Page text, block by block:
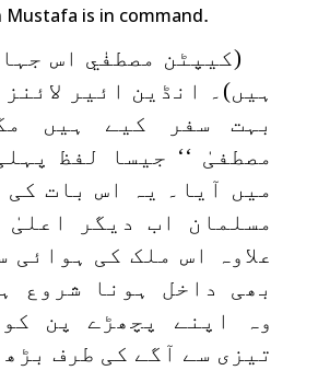
Mustafa is in command.
(کیپٹن مصطفٰي اس
ہیں)۔ انڈین ائیر
بہت سفر کیے ہیں
مصطفیٰ ‘‘ جیسا لفظ
میں آیا۔ یہ اس بات کی
مسلمان اب دیگر اعلیٰ
علاوہ اس ملک کی ہوائی
بھی داخل ہونا شروع
وہ اپنے پچھڑے پن
تیزی سے آگے کی طرف